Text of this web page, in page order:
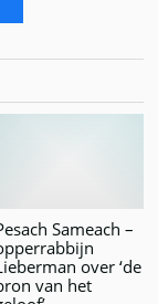
Sameach –
over ‘de
van het